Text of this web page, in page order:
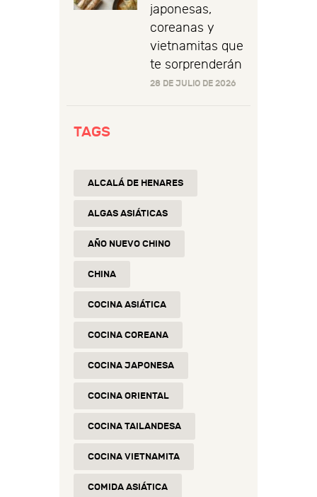
japonesas,
coreanas y
vietnamitas que
te sorprenderán
28 DE JULIO DE 2026
TAGS
ALCALÁ DE HENARES
ALGAS ASIÁTICAS
AÑO NUEVO CHINO
CHINA
COCINA ASIÁTICA
COCINA COREANA
COCINA JAPONESA
COCINA ORIENTAL
COCINA TAILANDESA
COCINA VIETNAMITA
COMIDA ASIÁTICA